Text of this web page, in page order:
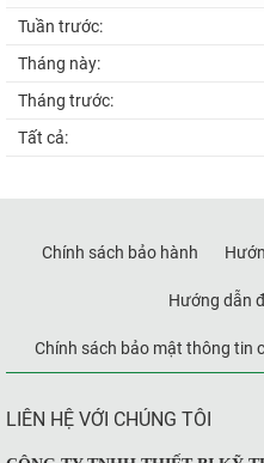
Tuần trước:
Tháng này:
Tháng trước:
Tất cả:
Chính sách bảo hành
Hướng dẫn
Chính sách bảo mật thông tin
LIÊN HỆ VỚI CHÚNG TÔI